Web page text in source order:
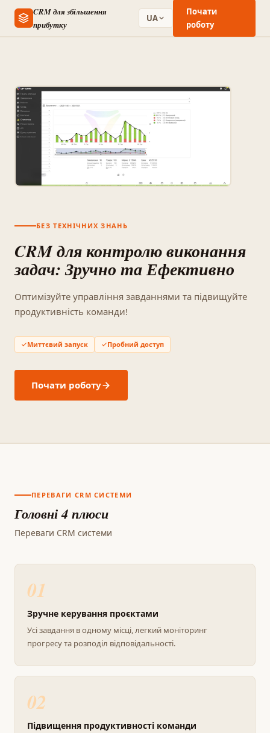
CRM для збільшення
прибутку
UA
Почати
роботу
БЕЗ ТЕХНІЧНИХ ЗНАНЬ
CRM для контролю виконання
задач: Зручно та Ефективно
Оптимізуйте управління завданнями та підвищуйте
продуктивність команди!
Миттєвий запуск Пробний доступ
Почати роботу
ПЕРЕВАГИ CRM СИСТЕМИ
Головні 4 плюси
Переваги CRM системи
01
Зручне керування проєктами
Усі завдання в одному місці, легкий моніторинг
прогресу та розподіл відповідальності.
02
Підвищення продуктивності команди